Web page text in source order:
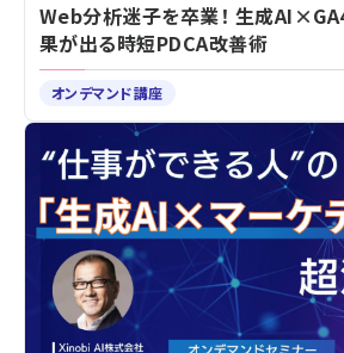
Web分析迷子を卒業！ 生成
果が出る時短PDCA改善術
オンデマンド講座